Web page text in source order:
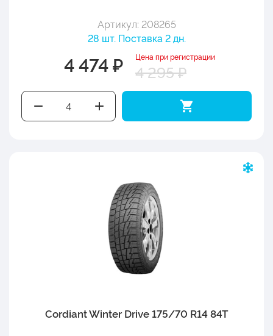
Артикул: 208265
28 шт. Поставка 2 дн.
4 474 ₽ Цена при регистрации
4 295 ₽
Cordiant Winter Drive 175/70 R14 84T